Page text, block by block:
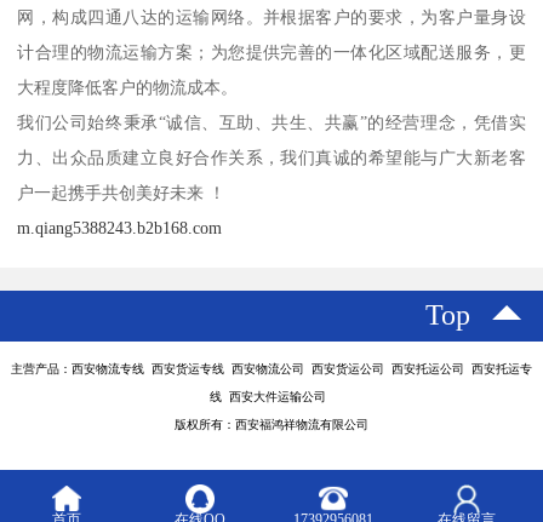
网，构成四通八达的运输网络。并根据客户的要求，为客户量身设
计合理的物流运输方案；为您提供完善的一体化区域配送服务，更
大程度降低客户的物流成本。
我们公司始终秉承“诚信、互助、共生、共赢”的经营理念，凭借实
力、出众品质建立良好合作关系，我们真诚的希望能与广大新老客
户一起携手共创美好未来 ！
m.qiang5388243.b2b168.com
Top
主营产品：西安物流专线 西安货运专线 西安物流公司 西安货运公司 西安托运公司 西安托运专
线 西安大件运输公司
版权所有：西安福鸿祥物流有限公司